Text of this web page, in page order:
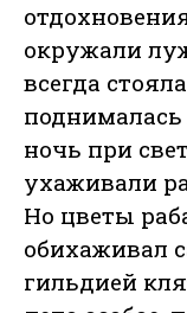
окружали
всегда
ночь при
ухаживали
Но цветы
обихаживал
гильдией